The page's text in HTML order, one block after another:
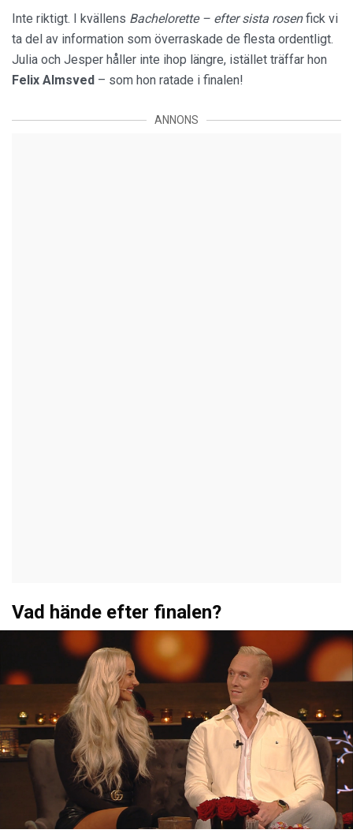
Inte riktigt. I kvällens Bachelorette – efter sista rosenfick vi
ta del av information som överraskade de flesta ordentligt.
Julia och Jesper håller inte ihop längre, istället träffar hon
Felix Almsved – som hon ratade i finalen!
ANNONS
Vad hände efter finalen?